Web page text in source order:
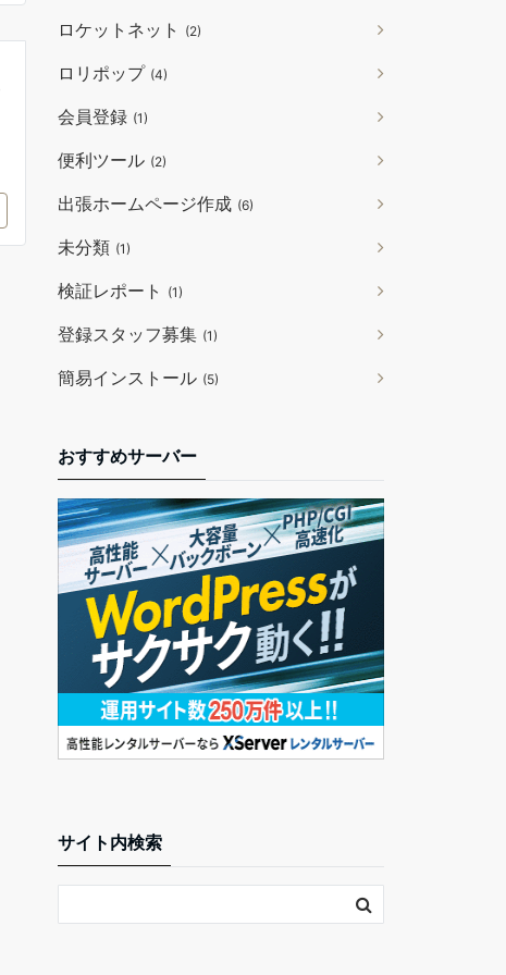
ロケットネット (2)
ロリポップ (4)
会員登録 (1)
便利ツール (2)
出張ホームページ作成 (6)
未分類 (1)
検証レポート (1)
登録スタッフ募集 (1)
簡易インストール (5)
おすすめサーバー
サイト内検索